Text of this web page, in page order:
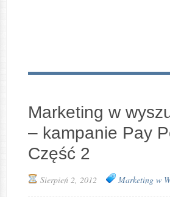
Marketing w
– kampanie Pay
Część 2
Sierpień 2, 2012 Marketing w